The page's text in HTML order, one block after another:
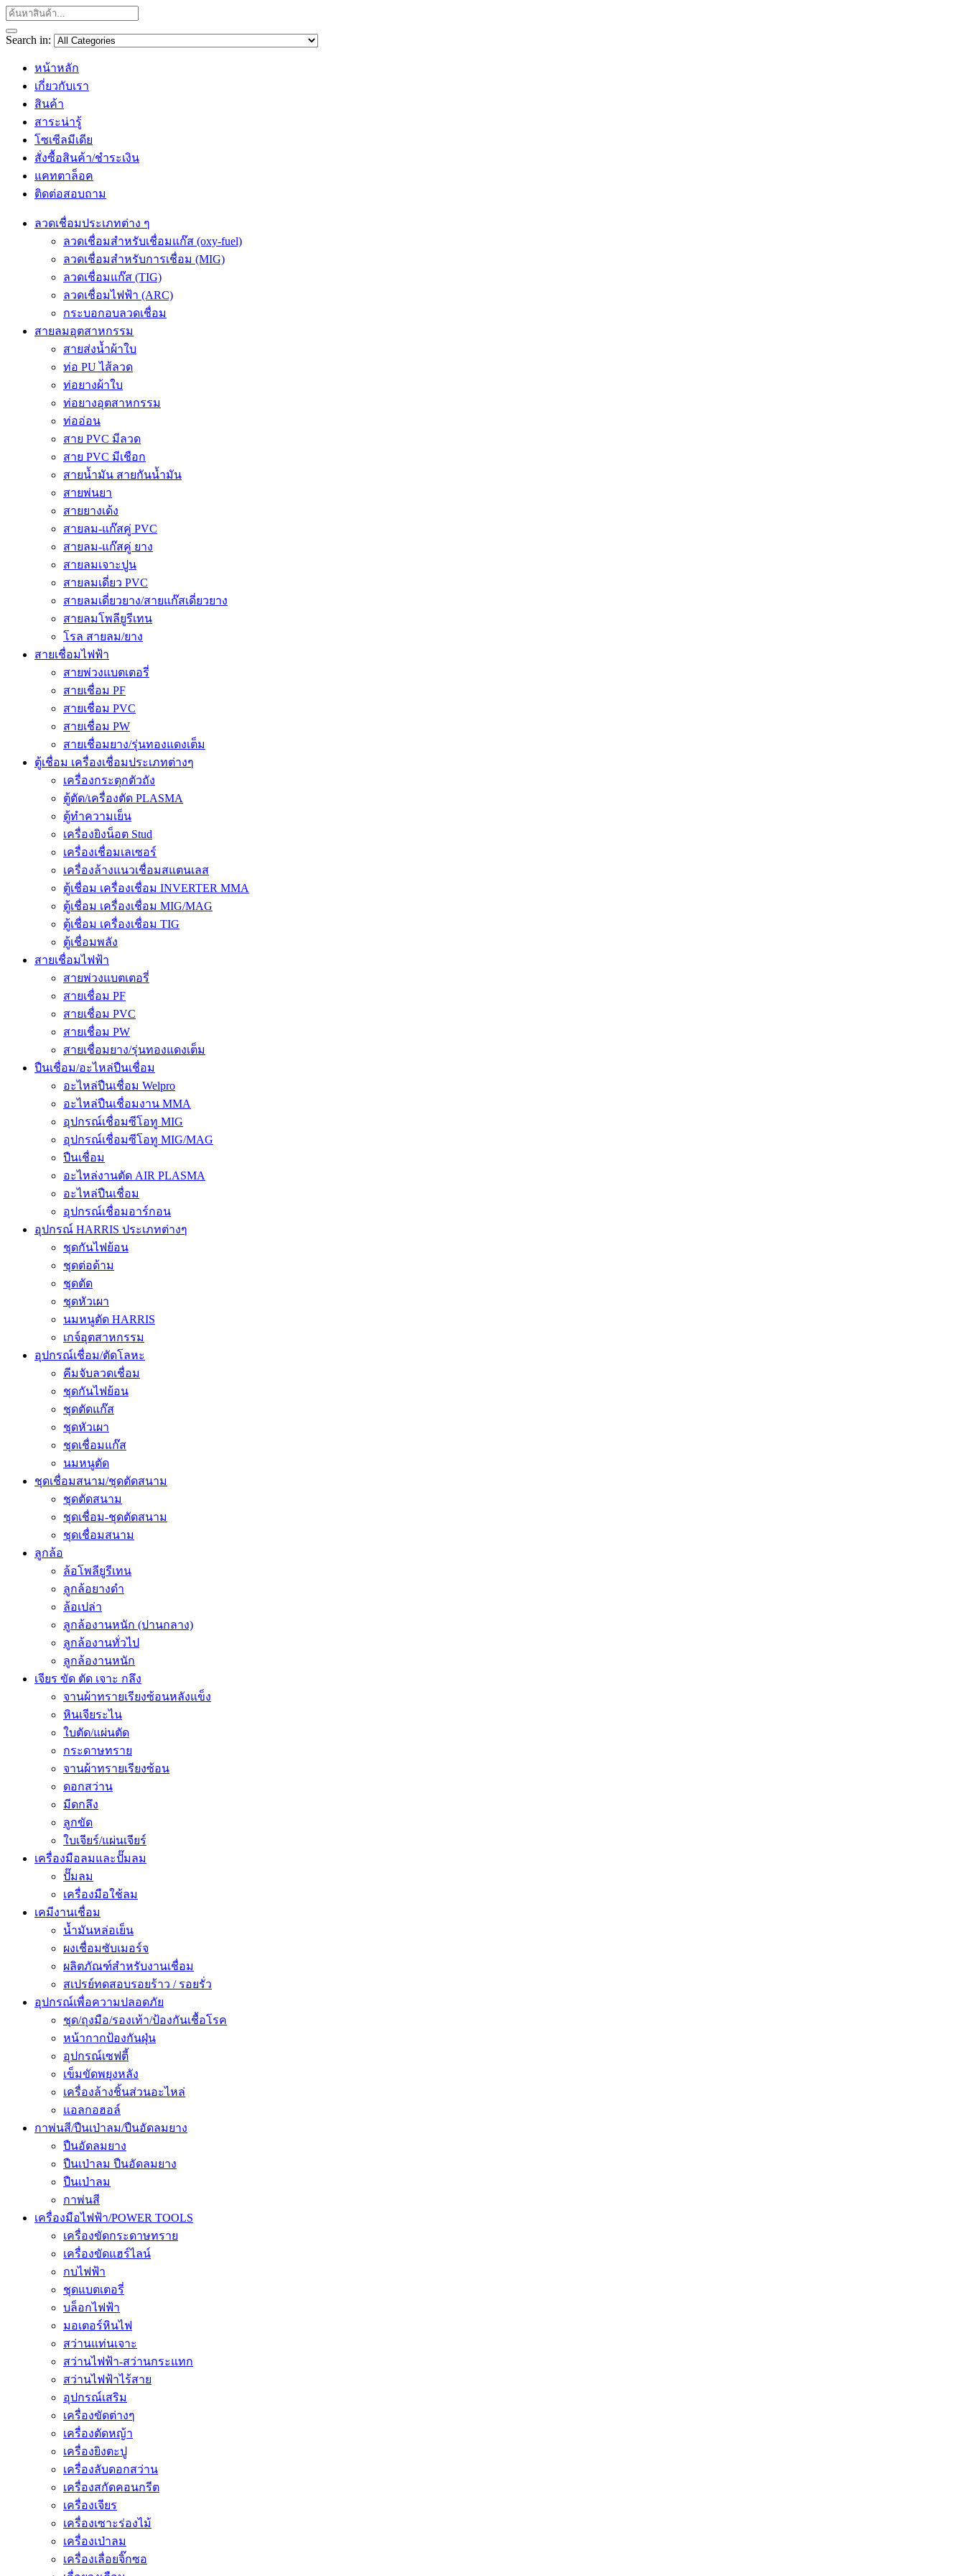
Search in:
หน้าหลัก
เกี่ยวกับเรา
สินค้า
สาระน่ารู้
โซเซีลมีเดีย
สั่งซื้อสินค้า/ชำระเงิน
แคทตาล็อค
ติดต่อสอบถาม
ลวดเชื่อมประเภทต่าง ๆ
ลวดเชื่อมสำหรับเชื่อมแก๊ส (oxy-fuel)
ลวดเชื่อมสำหรับการเชื่อม (MIG)
ลวดเชื่อมแก๊ส (TIG)
ลวดเชื่อมไฟฟ้า (ARC)
กระบอกอบลวดเชื่อม
สายลมอุตสาหกรรม
สายส่งน้ำผ้าใบ
ท่อ PU ไส้ลวด
ท่อยางผ้าใบ
ท่อยางอุตสาหกรรม
ท่ออ่อน
สาย PVC มีลวด
สาย PVC มีเชือก
สายน้ำมัน สายกันน้ำมัน
สายพ่นยา
สายยางเด้ง
สายลม-แก๊สคู่ PVC
สายลม-แก๊สคู่ ยาง
สายลมเจาะปูน
สายลมเดี่ยว PVC
สายลมเดี่ยวยาง/สายแก๊สเดี่ยวยาง
สายลมโพลียูรีเทน
โรล สายลม/ยาง
สายเชื่อมไฟฟ้า
สายพ่วงแบตเตอรี่
สายเชื่อม PF
สายเชื่อม PVC
สายเชื่อม PW
สายเชื่อมยาง/รุ่นทองแดงเต็ม
ตู้เชื่อม เครื่องเชื่อมประเภทต่างๆ
เครื่องกระตุกตัวถัง
ตู้ตัด/เครื่องตัด PLASMA
ตู้ทำความเย็น
เครื่องยิงน็อต Stud
เครื่องเชื่อมเลเซอร์
เครื่องล้างแนวเชื่อมสแตนเลส
ตู้เชื่อม เครื่องเชื่อม INVERTER MMA
ตู้เชื่อม เครื่องเชื่อม MIG/MAG
ตู้เชื่อม เครื่องเชื่อม TIG
ตู้เชื่อมพลัง
สายเชื่อมไฟฟ้า
สายพ่วงแบตเตอรี่
สายเชื่อม PF
สายเชื่อม PVC
สายเชื่อม PW
สายเชื่อมยาง/รุ่นทองแดงเต็ม
ปืนเชื่อม/อะไหล่ปืนเชื่อม
อะไหล่ปืนเชื่อม Welpro
อะไหล่ปืนเชื่อมงาน MMA
อุปกรณ์เชื่อมซีโอทู MIG
อุปกรณ์เชื่อมซีโอทู MIG/MAG
ปืนเชื่อม
อะไหล่งานตัด AIR PLASMA
อะไหล่ปืนเชื่อม
อุปกรณ์เชื่อมอาร์กอน
อุปกรณ์ HARRIS ประเภทต่างๆ
ชุดกันไฟย้อน
ชุดต่อด้าม
ชุดตัด
ชุดหัวเผา
นมหนูตัด HARRIS
เกจ์อุตสาหกรรม
อุปกรณ์เชื่อม/ตัดโลหะ
คีมจับลวดเชื่อม
ชุดกันไฟย้อน
ชุดตัดแก๊ส
ชุดหัวเผา
ชุดเชื่อมแก๊ส
นมหนูตัด
ชุดเชื่อมสนาม/ชุดตัดสนาม
ชุดตัดสนาม
ชุดเชื่อม-ชุดตัดสนาม
ชุดเชื่อมสนาม
ลูกล้อ
ล้อโพลียูรีเทน
ลูกล้อยางดำ
ล้อเปล่า
ลูกล้องานหนัก (ปานกลาง)
ลูกล้องานทั่วไป
ลูกล้องานหนัก
เจียร ขัด ตัด เจาะ กลึง
จานผ้าทรายเรียงซ้อนหลังแข็ง
หินเจียระไน
ใบตัด/แผ่นตัด
กระดาษทราย
จานผ้าทรายเรียงซ้อน
ดอกสว่าน
มีดกลึง
ลูกขัด
ใบเจียร์/แผ่นเจียร์
เครื่องมือลมและปั๊มลม
ปั๊มลม
เครื่องมือใช้ลม
เคมีงานเชื่อม
น้ำมันหล่อเย็น
ผงเชื่อมซับเมอร์จ
ผลิตภัณฑ์สำหรับงานเชื่อม
สเปรย์ทดสอบรอยร้าว / รอยรั่ว
อุปกรณ์เพื่อความปลอดภัย
ชุด/ถุงมือ/รองเท้า/ป้องกันเชื้อโรค
หน้ากากป้องกันฝุ่น
อุปกรณ์เซฟตี้
เข็มขัดพยุงหลัง
เครื่องล้างชิ้นส่วนอะไหล่
แอลกอฮอล์
กาพ่นสี/ปืนเป่าลม/ปืนอัดลมยาง
ปืนอัดลมยาง
ปืนเป่าลม ปืนอัดลมยาง
ปืนเป่าลม
กาพ่นสี
เครื่องมือไฟฟ้า/POWER TOOLS
เครื่องขัดกระดาษทราย
เครื่องขัดแฮร์ไลน์
กบไฟฟ้า
ชุดแบตเตอรี่
บล็อกไฟฟ้า
มอเตอร์หินไฟ
สว่านแท่นเจาะ
สว่านไฟฟ้า-สว่านกระแทก
สว่านไฟฟ้าไร้สาย
อุปกรณ์เสริม
เครื่องขัดต่างๆ
เครื่องตัดหญ้า
เครื่องยิงตะปู
เครื่องลับดอกสว่าน
เครื่องสกัดคอนกรีต
เครื่องเจียร
เครื่องเซาะร่องไม้
เครื่องเป่าลม
เครื่องเลื่อยจิ๊กซอ